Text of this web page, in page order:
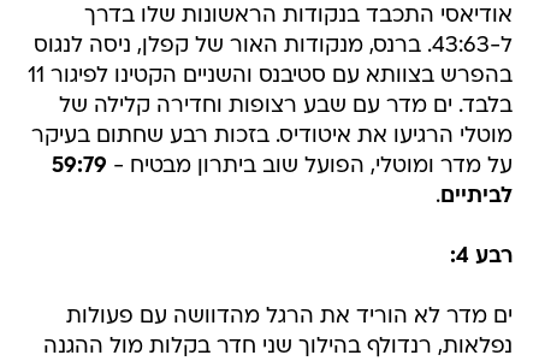
אודיאסי התכבד בנקודות הראשונות שלו בדרך
ל-43:63. ברנס, מנקודות האור של קפלן, ניסה לנגוס
בהפרש בצוותא עם סטיבנס והשניים הקטינו לפיגור 11
בלבד. ים מדר עם שבע רצופות וחדירה קלילה של
מוטלי הרגיעו את איטודיס. בזכות רבע שחתום בעיקר
על מדר ומוטלי, הפועל שוב ביתרון מבטיח - 59:79
לביתיים.
רבע 4:
ים מדר לא הוריד את הרגל מהדוושה עם פעולות
נפלאות, רנדולף בהילוך שני חדר בקלות מול ההגנה